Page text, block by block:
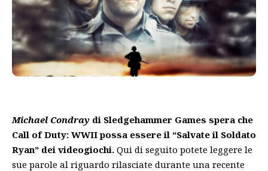
Michael Condray di Sledgehammer Games spera che
Call of Duty: WWII possa essere il “Salvate il Soldato
Ryan” dei videogiochi. Qui di seguito potete leggere le
sue parole al riguardo rilasciate durante una recente